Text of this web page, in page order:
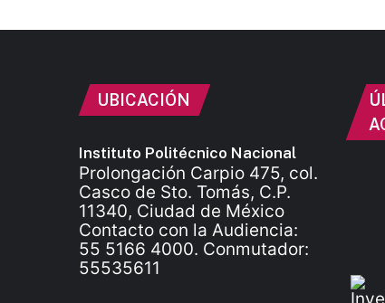
UBICACIÓN
Instituto Politécnico Nacional
Prolongación Carpio 475, col.
Casco de Sto. Tomás, C.P.
11340, Ciudad de México
Contacto con la Audiencia:
55 5166 4000. Conmutador:
55535611